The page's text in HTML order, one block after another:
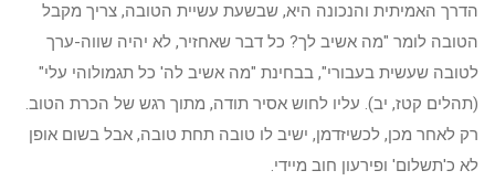
הדרך האמיתית והנכונה היא, שבשעת עשיית הטובה, צריך מקבל
הטובה לומר "מה אשיב לך? כל דבר שאחזיר, לא יהיה שווה-ערך
לטובה שעשית בעבורי", בבחינת "מה אשיב לה' כל תגמולוהי עלי"
(תהלים קטז, יב). עליו לחוש אסיר תודה, מתוך רגש של הכרת הטוב.
רק לאחר מכן, לכשיזדמן, ישיב לו טובה תחת טובה, אבל בשום אופן
לא כ'תשלום' ופירעון חוב מיידי.